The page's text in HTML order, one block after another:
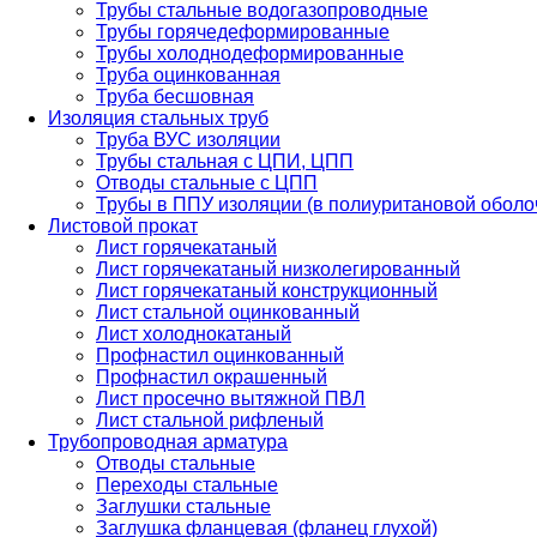
Трубы стальные водогазопроводные
Трубы горячедеформированные
Трубы холоднодеформированные
Труба оцинкованная
Труба бесшовная
Изоляция стальных труб
Труба ВУС изоляции
Трубы стальная с ЦПИ, ЦПП
Отводы стальные с ЦПП
Трубы в ППУ изоляции (в полиуритановой
Листовой прокат
Лист горячекатаный
Лист горячекатаный низколегированный
Лист горячекатаный конструкционный
Лист стальной оцинкованный
Лист холоднокатаный
Профнастил оцинкованный
Профнастил окрашенный
Лист просечно вытяжной ПВЛ
Лист стальной рифленый
Трубопроводная арматура
Отводы стальные
Переходы стальные
Заглушки стальные
Заглушка фланцевая (фланец глухой)